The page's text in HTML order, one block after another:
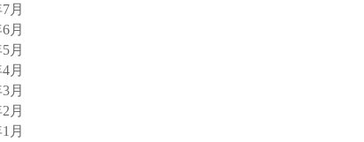
月
月
月
月
月
月
月